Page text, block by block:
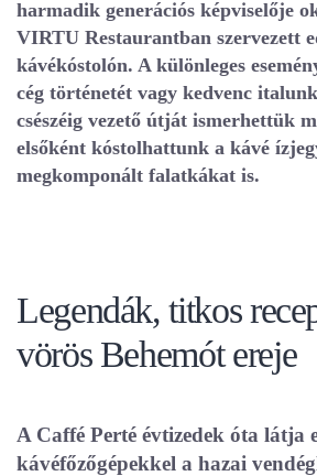
harmadik generációs képviselője
VIRTU Restaurantban szervezett
kávékóstolón. A különleges
cég történetét vagy kedvenc
csészéig vezető útját ismerhettük
elsőként kóstolhattunk a kávé
megkomponált falatkákat is.
Legendák, titkos
vörös Behemót ereje
A Caffé Perté évtizedek óta látja
kávéfőzőgépekkel a hazai